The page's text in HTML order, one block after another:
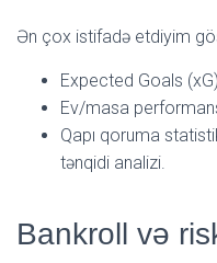
Ən çox istifadə etdiyim
Expected Goals
Ev/masa
Qapı qoruma
tənqidi analizi.
Bankroll və